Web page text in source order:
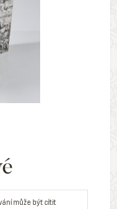
může být cítit